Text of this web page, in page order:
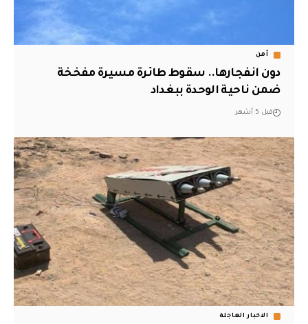
أمن
دون انفجارها.. سقوط طائرة مسيرة مفخخة
ضمن ناحية الوحدة ببغداد
قبل 5 أشهر
الاخبار العاجلة